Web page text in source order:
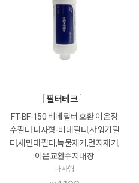
필터테크
FT-BF-150 비데필터 호환 이온정
수필터 나사형-비데필터,샤워기필
터,세면대필터,녹물제거,먼지제거,
이온교환수지내장
나사형